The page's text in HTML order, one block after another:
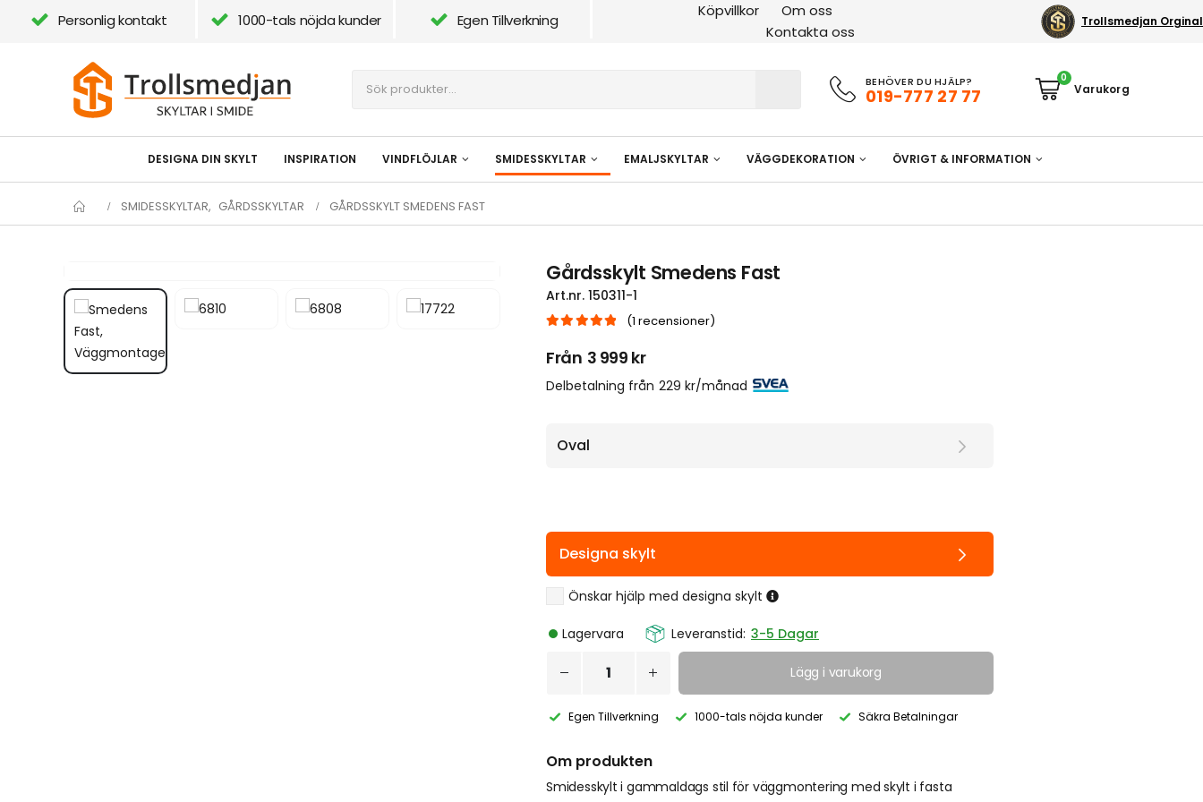
Personlig kontakt 1000-tals nöjda kunder Egen Tillverkning
Köpvillkor
Om oss
Kontakta oss
Trollsmedjan Orginal
BEHÖVER DU HJÄLP?
019-777 27 77
0
DESIGNA DIN SKYLT INSPIRATION VINDFLÖJLAR SMIDESSKYLTAR EMALJSKYLTAR VÄGGDEKORATION ÖVRIGT & INFORMATION
SMIDESSKYLTAR, GÅRDSSKYLTAR GÅRDSSKYLT SMEDENS FAST
Gårdsskylt Smedens Fast
Art.nr. 150311-1
(1 recensioner)
Från 3 999 kr
Delbetalning från 229 kr/månad
Designa skylt
Önskar hjälp med designa skylt
Lagervara Leveranstid: 3-5 Dagar
Lägg i varukorg
Egen Tillverkning 1000-tals nöjda kunder Säkra Betalningar
Om produkten
Smidesskylt i gammaldags stil för väggmontering med skylt i fasta